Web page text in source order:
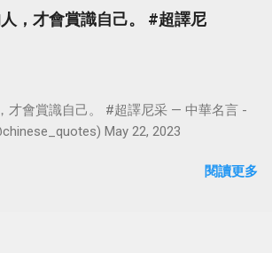
，才會賞識自己。 #超譯尼
才會賞識自己。 #超譯尼采 — 中華名言 -
May 22, 2023
閱讀更多